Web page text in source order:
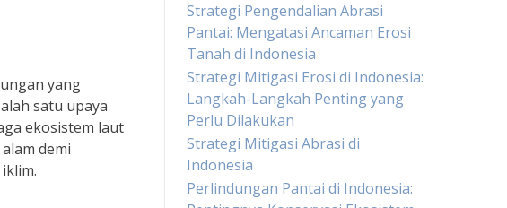
yang
satu upaya
ekosistem laut
demi
Strategi Pengendalian Abrasi
Pantai: Mengatasi Ancaman Erosi
Tanah di Indonesia
Strategi Mitigasi Erosi di Indonesia:
Langkah-Langkah Penting yang
Perlu Dilakukan
Strategi Mitigasi Abrasi di
Indonesia
Perlindungan Pantai di Indonesia: